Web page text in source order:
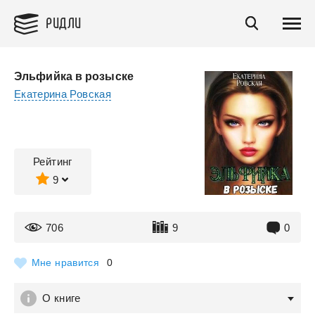
РИДЛИ
Эльфийка в розыске
Екатерина Ровская
Рейтинг
9
706 9 0
Мне нравится 0
О книге